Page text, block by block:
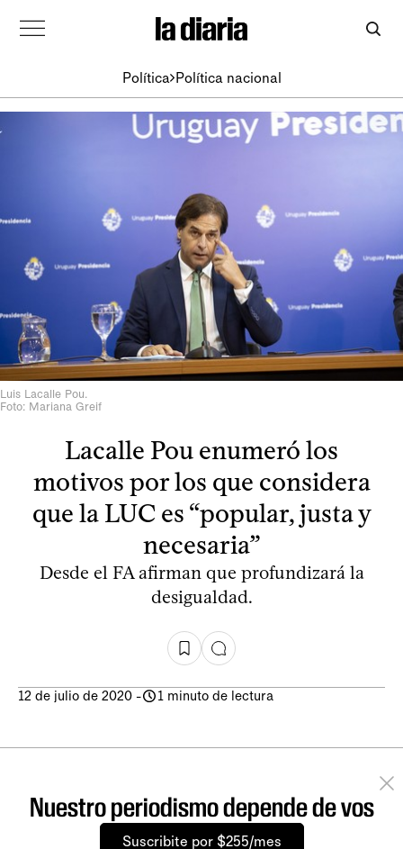
Política Política nacional
Luis Lacalle Pou.
Foto: Mariana Greif
Lacalle Pou enumeró los
motivos por los que considera
que la LUC es “popular, justa y
necesaria”
Desde el FA afirman que profundizará la
desigualdad.
12 de julio de 2020 - 1 minuto de lectura
Nuestro periodismo depende de vos
Suscribite por $255/mes